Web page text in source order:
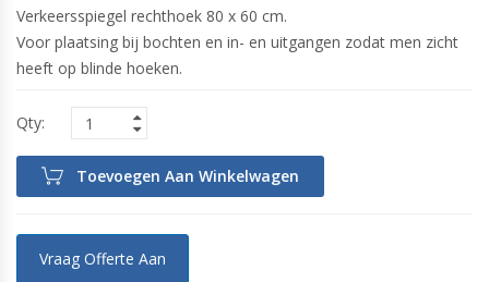
Verkeersspiegel rechthoek 80 x 60 cm.
Voor plaatsing bij bochten en in- en uitgangen zodat men zicht
heeft op blinde hoeken.
Toevoegen Aan Winkelwagen
Vraag Offerte Aan